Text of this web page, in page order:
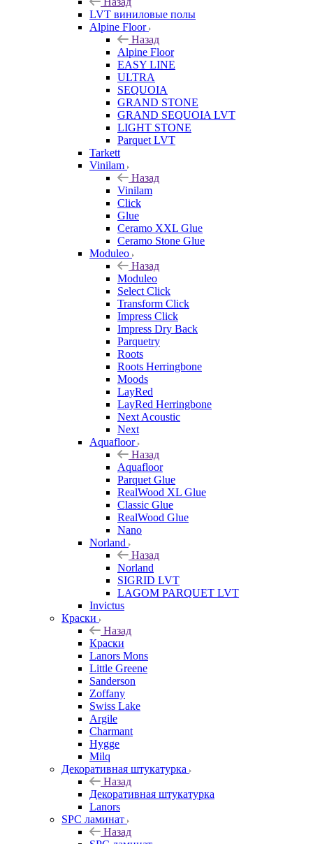
LVT виниловые полы
Alpine Floor
Назад
Alpine Floor
EASY LINE
ULTRA
SEQUOIA
GRAND STONE
GRAND SEQUOIA LVT
LIGHT STONE
Parquet LVT
Tarkett
Vinilam
Назад
Vinilam
Click
Glue
Ceramo XXL Glue
Ceramo Stone Glue
Moduleo
Назад
Moduleo
Select Click
Transform Click
Impress Click
Impress Dry Back
Parquetry
Roots
Roots Herringbone
Moods
LayRed
LayRed Herringbone
Next Acoustic
Next
Aquafloor
Назад
Aquafloor
Parquet Glue
RealWood XL Glue
Classic Glue
RealWood Glue
Nano
Norland
Назад
Norland
SIGRID LVT
LAGOM PARQUET LVT
Invictus
Краски
Назад
Краски
Lanors Mons
Little Greene
Sanderson
Zoffany
Swiss Lake
Argile
Charmant
Hygge
Milq
Декоративная штукатурка
Назад
Декоративная штукатурка
Lanors
SPC ламинат
Назад